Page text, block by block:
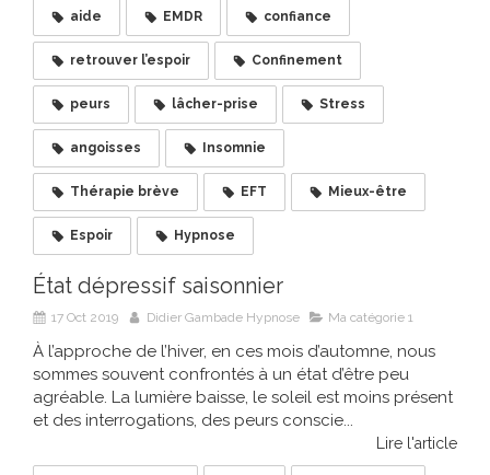
aide EMDR confiance
retrouver l’espoir Confinement
peurs lâcher-prise Stress
angoisses Insomnie
Thérapie brève EFT Mieux-être
Espoir Hypnose
État dépressif saisonnier
17 Oct 2019 Didier Gambade Hypnose Ma catégorie 1
À l’approche de l’hiver, en ces mois d’automne, nous
sommes souvent confrontés à un état d’être peu
agréable. La lumière baisse, le soleil est moins présent
et des interrogations, des peurs conscie...
Lire l'article